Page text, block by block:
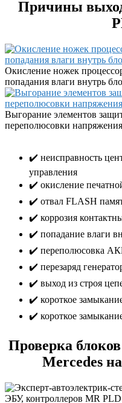
Причины
Окисление ножек
попадания влаги внутрь
Выгорание элементов
переполюсовки
✔️ неисправность
управления
✔️ окисление
✔️ отвал FLASH
✔️ коррозия
✔️ попадание влаги
✔️ переполюсовка
✔️ перезаряд
✔️ выход из строя
✔️ короткое
✔️ короткое
Проверка
Mercedes